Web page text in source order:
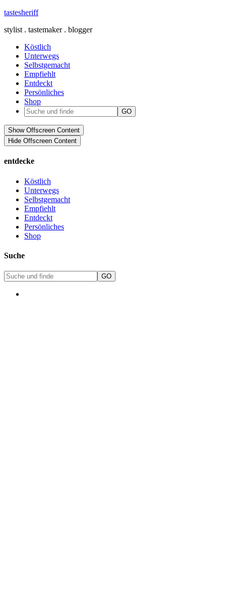
tastesheriff
stylist . tastemaker . blogger
Köstlich
Unterwegs
Selbstgemacht
Empfiehlt
Entdeckt
Persönliches
Shop
Show Offscreen Content
Hide Offscreen Content
entdecke
Köstlich
Unterwegs
Selbstgemacht
Empfiehlt
Entdeckt
Persönliches
Shop
Suche